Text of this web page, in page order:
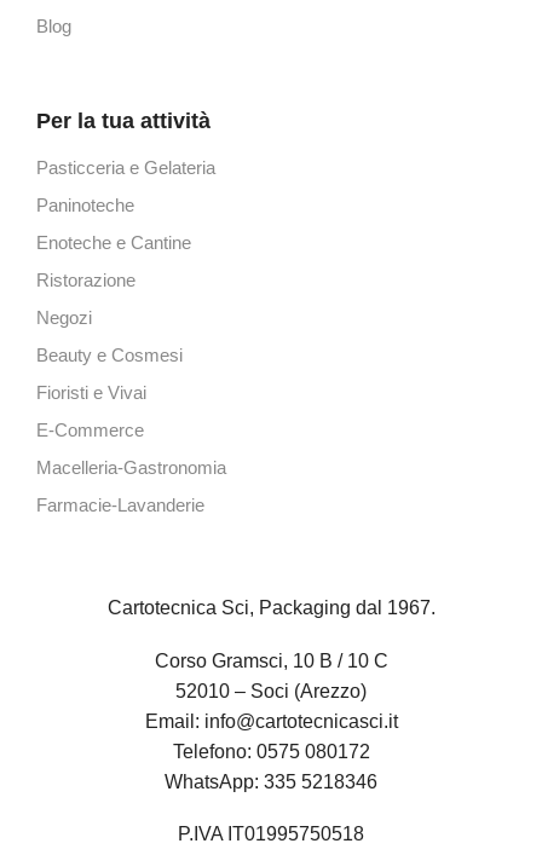
Blog
Per la tua attività
Pasticceria e Gelateria
Paninoteche
Enoteche e Cantine
Ristorazione
Negozi
Beauty e Cosmesi
Fioristi e Vivai
E-Commerce
Macelleria-Gastronomia
Farmacie-Lavanderie
Cartotecnica Sci, Packaging dal 1967.
Corso Gramsci, 10 B / 10 C
52010 – Soci (Arezzo)
Email: info@cartotecnicasci.it
Telefono: 0575 080172
WhatsApp: 335 5218346
P.IVA IT01995750518